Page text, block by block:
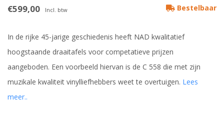
€599,00 Incl. btw Bestelbaar
In de rijke 45-jarige geschiedenis heeft NAD kwalitatief
hoogstaande draaitafels voor competatieve prijzen
aangeboden. Een voorbeeld hiervan is de C 558 die met zijn
muzikale kwaliteit vinylliefhebbers weet te overtuigen. Lees
meer..